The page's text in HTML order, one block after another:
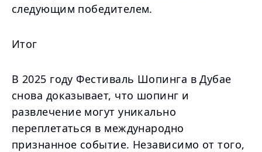
следующим победителем.
Итог
В 2025 году Фестиваль Шопинга в Дубае
снова доказывает, что шопинг и
развлечение могут уникально
переплетаться в международно
признанное событие. Независимо от того,